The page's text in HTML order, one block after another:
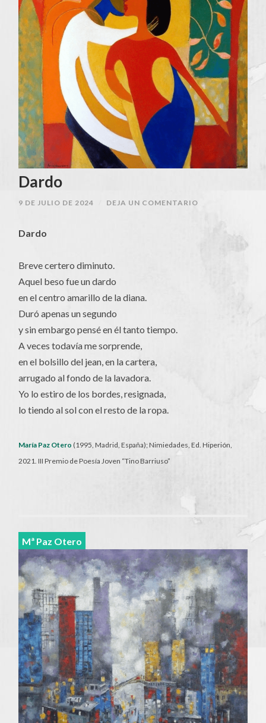
Dardo
9 DE JULIO DE 2024 DEJA UN COMENTARIO
Dardo
Breve certero diminuto.
Aquel beso fue un dardo
en el centro amarillo de la diana.
Duró apenas un segundo
y sin embargo pensé en él tanto tiempo.
A veces todavía me sorprende,
en el bolsillo del jean, en la cartera,
arrugado al fondo de la lavadora.
Yo lo estiro de los bordes, resignada,
lo tiendo al sol con el resto de la ropa.
María Paz Otero (1995, Madrid, España); Nimiedades, Ed. Hiperión,
2021. III Premio de Poesía Joven “Tino Barriuso”
Mª Paz Otero